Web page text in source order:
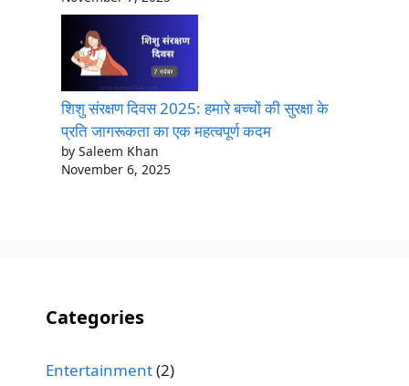
शिशु संरक्षण दिवस 2025: हमारे बच्चों की सुरक्षा के
प्रति जागरूकता का एक महत्वपूर्ण कदम
by Saleem Khan
November 6, 2025
Categories
Entertainment(2)